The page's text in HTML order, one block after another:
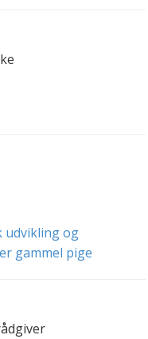
udvikling og
gammel pige